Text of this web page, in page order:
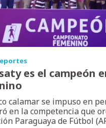
es el campeón
calamar se impuso en
en la competencia que
Paraguaya de Fútbol